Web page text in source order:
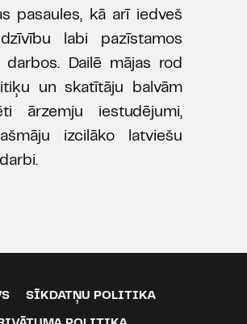
pasaules, kā arī iedveš
labi pazīstamos
darbos. Dailē mājas rod
un skatītāju balvām
ārzemju iestudējumi,
izcilāko latviešu
SĪKDATŅU POLITIKA